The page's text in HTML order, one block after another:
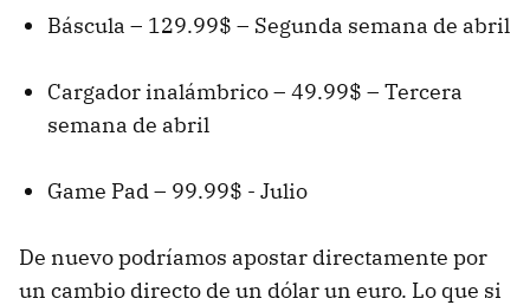
Báscula – 129.99$ – Segunda semana de abril
Cargador inalámbrico – 49.99$ – Tercera
semana de abril
Game Pad – 99.99$ - Julio
De nuevo podríamos apostar directamente por
un cambio directo de un dólar un euro. Lo que si